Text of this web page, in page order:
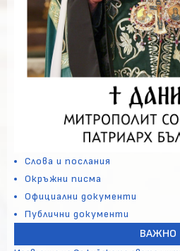
Слова и послания
Окръжни писма
Официални документи
Публични документи
ВАЖНО